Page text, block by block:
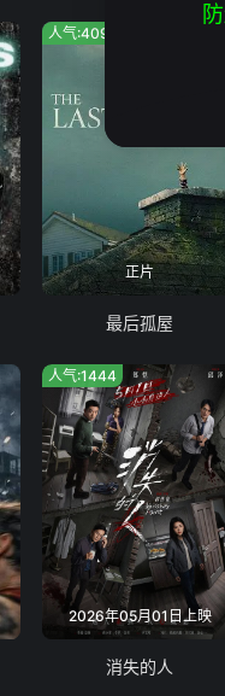
正片
人气:409
最后孤屋
2026年05月01日上映
人气:1444
消失的人